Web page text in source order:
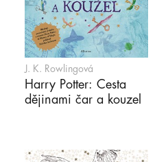
J. K. Rowlingová
Harry Potter: Cesta
dějinami čar a kouzel